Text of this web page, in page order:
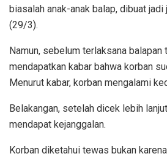
biasalah anak-anak balap, dibuat jadi
(29/3).
Namun, sebelum terlaksana
mendapatkan kabar bahwa korban
Menurut kabar, korban mengalami
Belakangan, setelah dicek lebih
mendapat kejanggalan.
Korban diketahui tewas bukan